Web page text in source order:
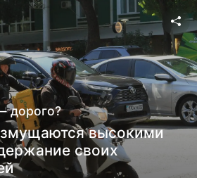
дорого?
высокими
своих